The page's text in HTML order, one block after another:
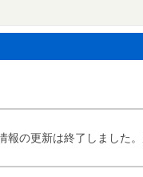
報の更新は終了しました